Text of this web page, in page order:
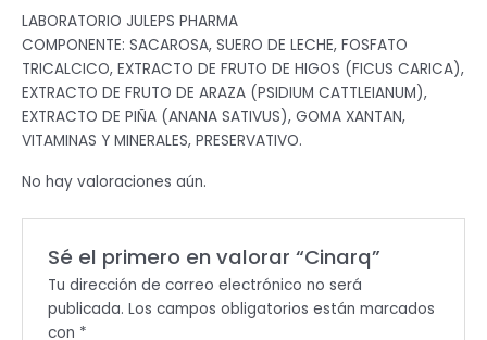
LABORATORIO JULEPS PHARMA
COMPONENTE: SACAROSA, SUERO DE LECHE, FOSFATO
TRICALCICO, EXTRACTO DE FRUTO DE HIGOS (FICUS CARICA),
EXTRACTO DE FRUTO DE ARAZA (PSIDIUM CATTLEIANUM),
EXTRACTO DE PIÑA (ANANA SATIVUS), GOMA XANTAN,
VITAMINAS Y MINERALES, PRESERVATIVO.
No hay valoraciones aún.
Sé el primero en valorar “Cinarq”
Tu dirección de correo electrónico no será
publicada. Los campos obligatorios están marcados
con *